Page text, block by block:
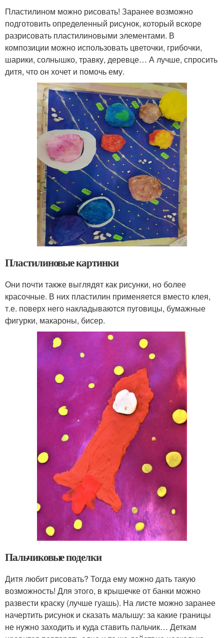
Пластилином можно рисовать! Заранее возможно
подготовить определенный рисунок, который вскоре
разрисовать пластилиновыми элементами. В
композиции можно использовать цветочки, грибочки,
шарики, солнышко, травку, деревце… А лучше, спросить
дитя, что он хочет и помочь ему.
Пластилиновые картинки
Они почти также выглядят как рисунки, но более
красочные. В них пластилин применяется вместо клея,
т.е. поверх него накладываются пуговицы, бумажные
фигурки, макароны, бисер.
Пальчиковые поделки
Дитя любит рисовать? Тогда ему можно дать такую
возможность! Для этого, в крышечке от банки можно
развести краску (лучше гуашь). На листе можно заранее
начертить рисунок и сказать малышу: за какие границы
не нужно заходить и куда ставить пальчик… Деткам